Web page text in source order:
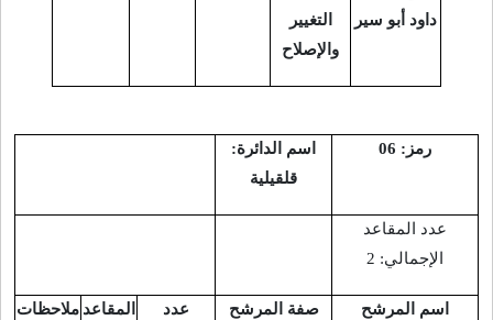
داود أبو سير
التغيير
والإصلاح
رمز: 06
اسم الدائرة:
قلقيلية
عدد المقاعد
الإجمالي: 2
اسم المرشح صفة المرشح
عدد
المقاعد ملاحظات